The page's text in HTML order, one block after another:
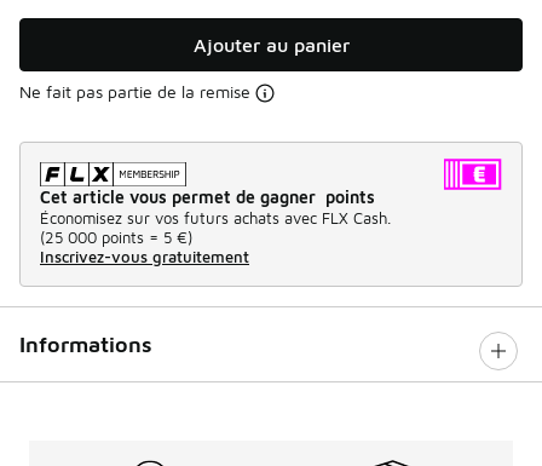
Ajouter au panier
Ne fait pas partie de la remise
Cet article vous permet de gagner points
Économisez sur vos futurs achats avec FLX Cash.
(25 000 points = 5 €)
Inscrivez-vous gratuitement
Informations